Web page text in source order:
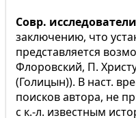
Совр.
заключению, что
представляется
Флоровский, П.
(Голицын)). В наст.
поисков автора, не
с к.-л. известным